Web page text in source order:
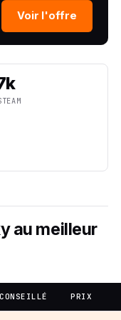
Voir l'offre
au meilleur
CONSEILLÉ PRIX